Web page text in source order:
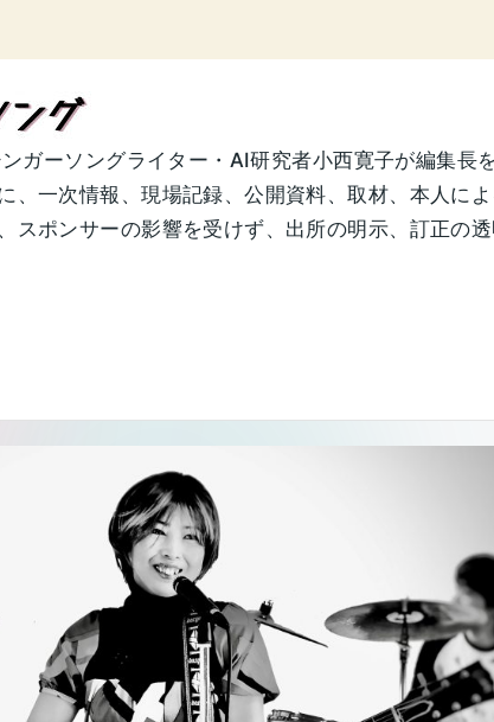
ガーソングライター・AI研究者小西寛子が編集
、一次情報、現場記録、公開資料、取材、本人に
スポンサーの影響を受けず、出所の明示、訂正